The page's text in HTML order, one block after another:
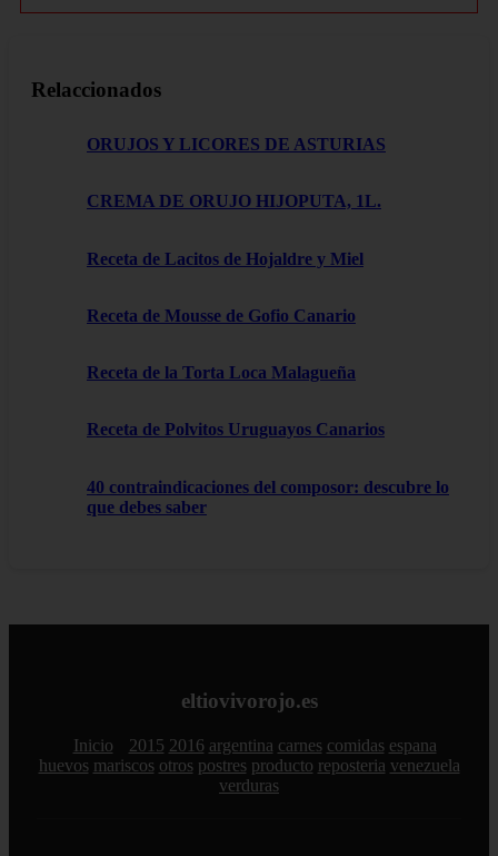
Relaccionados
ORUJOS Y LICORES DE ASTURIAS
CREMA DE ORUJO HIJOPUTA, 1L.
Receta de Lacitos de Hojaldre y Miel
Receta de Mousse de Gofio Canario
Receta de la Torta Loca Malagueña
Receta de Polvitos Uruguayos Canarios
40 contraindicaciones del composor: descubre lo
que debes saber
eltiovivorojo.es
Inicio 2015 2016 argentina carnes comidas espana
huevos mariscos otros postres producto reposteria venezuela
verduras